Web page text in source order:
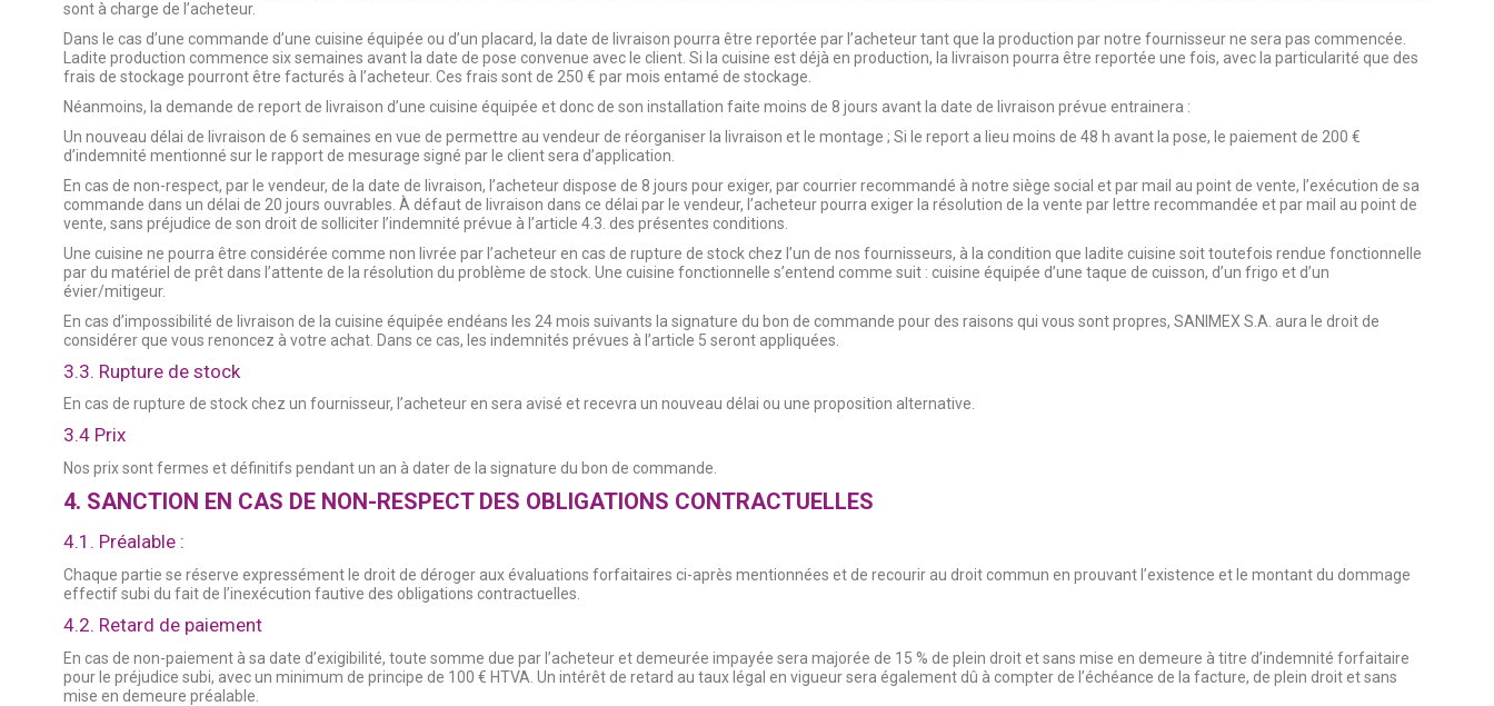
sont à charge de l’acheteur.
Dans le cas d’une commande d’une cuisine équipée ou d’un placard, la date de livraison pourra être reportée par l’acheteur tant que la production par notre fournisseur ne sera pas commencée.
Ladite production commence six semaines avant la date de pose convenue avec le client. Si la cuisine est déjà en production, la livraison pourra être reportée une fois, avec la particularité que des
frais de stockage pourront être facturés à l’acheteur. Ces frais sont de 250 € par mois entamé de stockage.
Néanmoins, la demande de report de livraison d’une cuisine équipée et donc de son installation faite moins de 8 jours avant la date de livraison prévue entrainera :
Un nouveau délai de livraison de 6 semaines en vue de permettre au vendeur de réorganiser la livraison et le montage ; Si le report a lieu moins de 48 h avant la pose, le paiement de 200 €
d’indemnité mentionné sur le rapport de mesurage signé par le client sera d’application.
En cas de non-respect, par le vendeur, de la date de livraison, l’acheteur dispose de 8 jours pour exiger, par courrier recommandé à notre siège social et par mail au point de vente, l’exécution de sa
commande dans un délai de 20 jours ouvrables. À défaut de livraison dans ce délai par le vendeur, l’acheteur pourra exiger la résolution de la vente par lettre recommandée et par mail au point de
vente, sans préjudice de son droit de solliciter l’indemnité prévue à l’article 4.3. des présentes conditions.
Une cuisine ne pourra être considérée comme non livrée par l’acheteur en cas de rupture de stock chez l’un de nos fournisseurs, à la condition que ladite cuisine soit toutefois rendue fonctionnelle
par du matériel de prêt dans l’attente de la résolution du problème de stock. Une cuisine fonctionnelle s’entend comme suit : cuisine équipée d’une taque de cuisson, d’un frigo et d’un
évier/mitigeur.
En cas d’impossibilité de livraison de la cuisine équipée endéans les 24 mois suivants la signature du bon de commande pour des raisons qui vous sont propres, SANIMEX S.A. aura le droit de
considérer que vous renoncez à votre achat. Dans ce cas, les indemnités prévues à l’article 5 seront appliquées.
3.3. Rupture de stock
En cas de rupture de stock chez un fournisseur, l’acheteur en sera avisé et recevra un nouveau délai ou une proposition alternative.
3.4 Prix
Nos prix sont fermes et définitifs pendant un an à dater de la signature du bon de commande.
4. SANCTION EN CAS DE NON-RESPECT DES OBLIGATIONS CONTRACTUELLES
4.1. Préalable :
Chaque partie se réserve expressément le droit de déroger aux évaluations forfaitaires ci-après mentionnées et de recourir au droit commun en prouvant l’existence et le montant du dommage
effectif subi du fait de l’inexécution fautive des obligations contractuelles.
4.2. Retard de paiement
En cas de non-paiement à sa date d’exigibilité, toute somme due par l’acheteur et demeurée impayée sera majorée de 15 % de plein droit et sans mise en demeure à titre d’indemnité forfaitaire
pour le préjudice subi, avec un minimum de principe de 100 € HTVA. Un intérêt de retard au taux légal en vigueur sera également dû à compter de l’échéance de la facture, de plein droit et sans
mise en demeure préalable.